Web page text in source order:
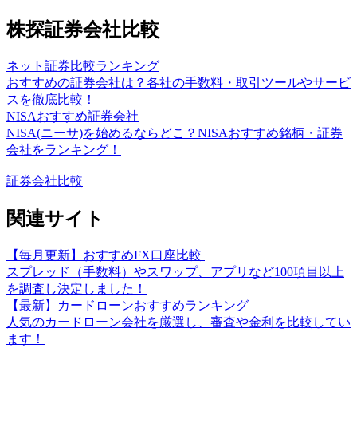
株探証券会社比較
ネット証券比較ランキング
おすすめの証券会社は？各社の手数料・取引ツールやサービ
スを徹底比較！
NISAおすすめ証券会社
NISA(ニーサ)を始めるならどこ？NISAおすすめ銘柄・証券
会社をランキング！
証券会社比較
関連サイト
【毎月更新】おすすめFX口座比較
スプレッド（手数料）やスワップ、アプリなど100項目以上
を調査し決定しました！
【最新】カードローンおすすめランキング
人気のカードローン会社を厳選し、審査や金利を比較してい
ます！